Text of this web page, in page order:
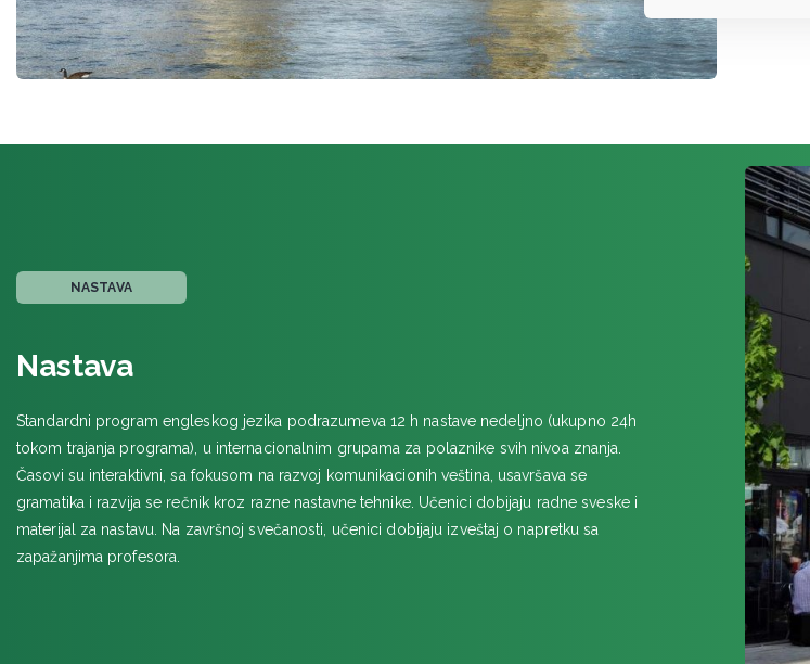
NASTAVA
Nastava
Standardni program engleskog jezika podrazumeva 12 h nastave nedeljno (ukupno 24h
tokom trajanja programa), u internacionalnim grupama za polaznike svih nivoa znanja.
Časovi su interaktivni, sa fokusom na razvoj komunikacionih veština, usavršava se
gramatika i razvija se rečnik kroz razne nastavne tehnike. Učenici dobijaju radne sveske i
materijal za nastavu. Na završnoj svečanosti, učenici dobijaju izveštaj o napretku sa
zapažanjima profesora.